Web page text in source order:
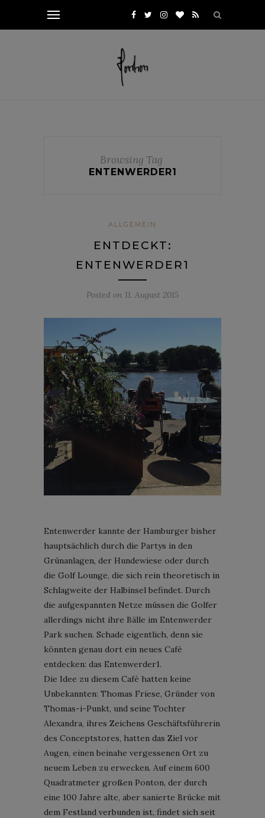
Browsing Tag
ENTENWERDER1
ALLGEMEIN
ENTDECKT:
ENTENWERDER1
Posted on 11. August 2015
Entenwerder kannte der Hamburger bisher
hauptsächlich durch die Partys in den
Grünanlagen, der Hundewiese oder durch
die Golf Lounge, die sich rein theoretisch in
Schlagweite der Halbinsel befindet. Durch
die aufgespannten Netze müssen die Golfer
allerdings nicht ihre Bälle im Entenwerder
Park suchen. Schade eigentlich, denn sie
könnten genau dort ein neues Café
entdecken: das Entenwerder1.
Die Idee zu diesem Café hatten keine
Unbekannten: Thomas Friese, Gründer von
Thomas-i-Punkt, und seine Tochter
Alexandra, ihres Zeichens Geschäftsführerin
des Conceptstores, hatten das Ziel vor
Augen, einen beinahe vergessenen Ort zu
neuem Leben zu erwecken. Auf einem 600
Quadratmeter großen Ponton, der durch
eine 100 Jahre alte, aber sanierte Brücke mit
dem Festland verbunden ist, findet sich seit